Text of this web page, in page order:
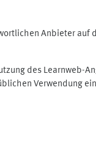
Anbieter auf
des Learnweb-
Verwendung